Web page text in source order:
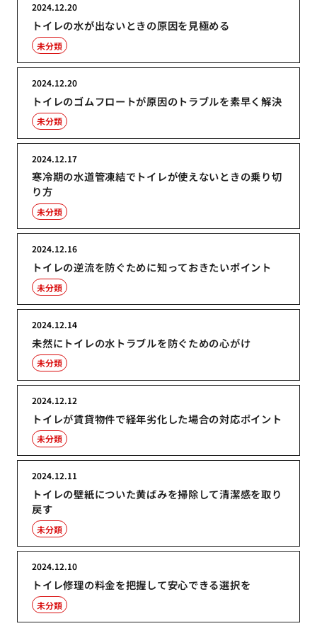
トイレの水が出ないときの原因を見極める
2024.12.20
未分類
トイレのゴムフロートが原因のトラブルを素早く解決
2024.12.20
未分類
寒冷期の水道管凍結でトイレが使えないときの乗り切
り方
2024.12.17
未分類
トイレの逆流を防ぐために知っておきたいポイント
2024.12.16
未分類
未然にトイレの水トラブルを防ぐための心がけ
2024.12.14
未分類
トイレが賃貸物件で経年劣化した場合の対応ポイント
2024.12.12
未分類
トイレの壁紙についた黄ばみを掃除して清潔感を取り
戻す
2024.12.11
未分類
トイレ修理の料金を把握して安心できる選択を
2024.12.10
未分類